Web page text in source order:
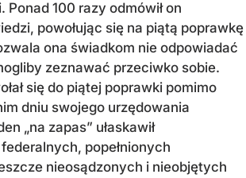
Ponad 100 razy odmówił on
powołując się na piątą poprawkę
ona świadkom nie odpowiadać
zeznawać przeciwko sobie.
się do piątej poprawki pomimo
dniu swojego urzędowania
„na zapas” ułaskawił
popełnionych
nieosądzonych i nieobjętych